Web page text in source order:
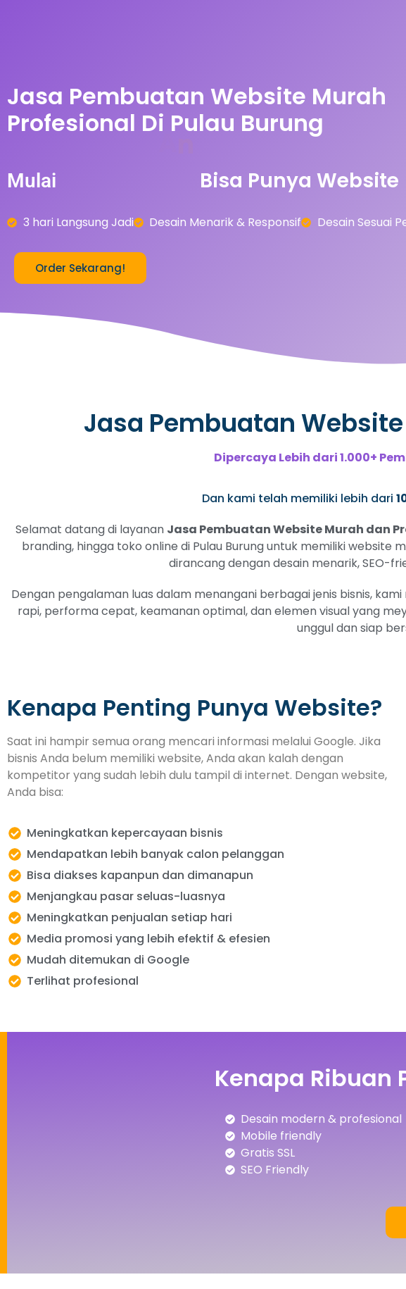
Jasa Pembuatan Website Murah
Profesional Di Pulau Burung
Mulai Bisa Punya Website
3 hari Langsung Jadi Desain Menarik & Responsif Desain Sesuai
Order Sekarang!
Jasa Pembuatan
Dipercaya Lebih dari 1.000+
Dan kami telah memiliki lebih dari
Selamat datang di layanan Jasa Pembuatan Website Murah dan
branding, hingga toko online di Pulau Burung untuk memiliki
dirancang dengan desain menarik, SEO-
Dengan pengalaman luas dalam menangani berbagai jenis bisnis,
rapi, performa cepat, keamanan optimal, dan elemen visual yang
unggul dan siap
Kenapa Penting Punya Website?
Saat ini hampir semua orang mencari informasi melalui Google. Jika
bisnis Anda belum memiliki website, Anda akan kalah dengan
kompetitor yang sudah lebih dulu tampil di internet. Dengan website,
Anda bisa:
Meningkatkan kepercayaan bisnis
Mendapatkan lebih banyak calon pelanggan
Bisa diakses kapanpun dan dimanapun
Menjangkau pasar seluas-luasnya
Meningkatkan penjualan setiap hari
Media promosi yang lebih efektif & efesien
Mudah ditemukan di Google
Terlihat profesional
Kenapa Ribuan
Desain modern & profesional
Mobile friendly
Gratis SSL
SEO Friendly